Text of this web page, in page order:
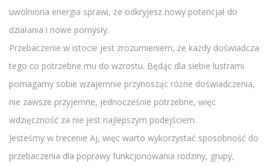
uwolniona energia sprawi, że odkryjesz nowy potencjał do
działania i nowe pomysły.
Przebaczenie w istocie jest zrozumieniem, że każdy doświadcza
tego co potrzebne mu do wzrostu. Będąc dla siebie lustrami
pomagamy sobie wzajemnie przynosząc różne doświadczenia,
nie zawsze przyjemne, jednocześnie potrzebne, więc
wdzięczność za nie jest najlepszym podejściem.
Jesteśmy w trecenie Aj, więc warto wykorzystać sposobność do
przebaczenia dla poprawy funkcjonowania rodziny, grupy,